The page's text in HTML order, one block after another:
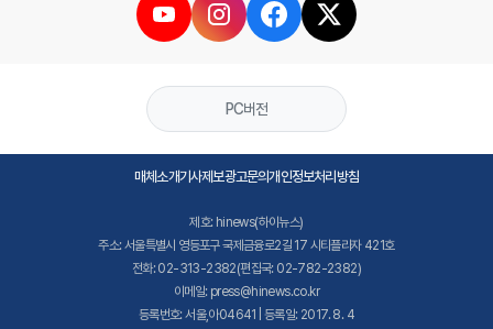
PC버전
매체소개기사제보광고문의개인정보처리방침
제호: hinews(하이뉴스)
주소: 서울특별시 영등포구 국제금융로2길 17 시티플라자 421호
전화: 02-313-2382(편집국: 02-782-2382)
이메일: press@hinews.co.kr
등록번호: 서울,아04641 | 등록일: 2017. 8. 4